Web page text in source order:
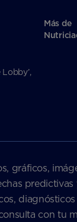
Más de
con